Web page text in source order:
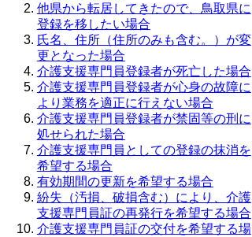
他県から転居してきたので、鳥取県に
登録を移したい場合
氏名、住所（住所のみも含む。）が変
更となった場合
介護支援専門員登録者が死亡した場合
介護支援専門員登録者が心身の故障に
より業務を適正に行えない場合
介護支援専門員登録者が禁固等の刑に
処せられた場合
介護支援専門員としての登録の抹消を
希望する場合
有効期間の更新を希望する場合
紛失（汚損、破損含む）により、介護
支援専門員証の再発行を希望する場合
介護支援専門員証の交付を希望する場